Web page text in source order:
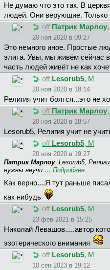
Не думаю что это так. В
людей. Они верующие. Только
off Патрик Марлоу
20 ноя 2020 в 09:27
Это немного иное. Простые
элита. Увы, мы живём сейчас
часть людей живёт не как
off Lesorub5, М
20 ноя 2020 в 18:14
Религия учит боятся...это не
off Патрик Марлоу
20 ноя 2020 в 18:57
Lesorub5, Религия учит не
off Lesorub5, М
20 ноя 2020 в 19:27
Патрик Марлоу: Lesorub5,
нужны неучи.… Подробнее
Как верно....Я тут раньше
как нибудь
off Lesorub5, М
23 фев 2021 в 15:25
Николай Левашов.....автор
эзотерического внимания
off Lesorub5, М
10 сен 2023 в 19:12